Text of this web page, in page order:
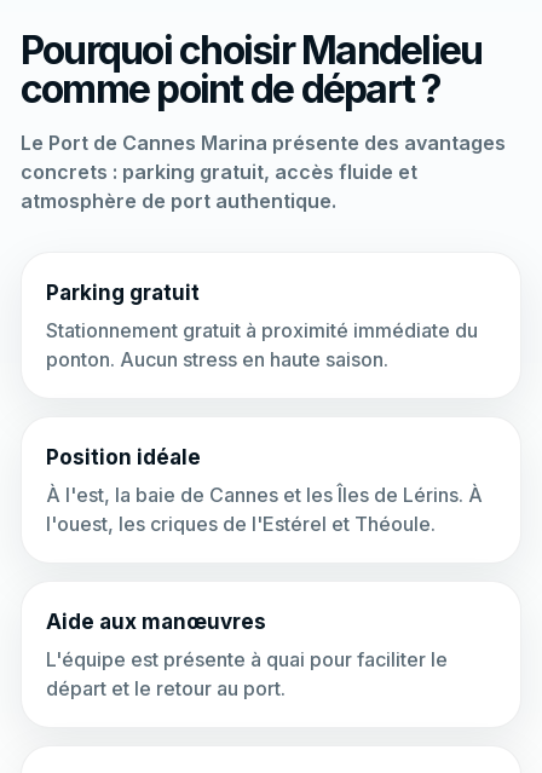
Pourquoi choisir Mandelieu
comme point de départ ?
Le Port de Cannes Marina présente des avantages
concrets : parking gratuit, accès fluide et
atmosphère de port authentique.
Parking gratuit
Stationnement gratuit à proximité immédiate du
ponton. Aucun stress en haute saison.
Position idéale
À l'est, la baie de Cannes et les Îles de Lérins. À
l'ouest, les criques de l'Estérel et Théoule.
Aide aux manœuvres
L'équipe est présente à quai pour faciliter le
départ et le retour au port.